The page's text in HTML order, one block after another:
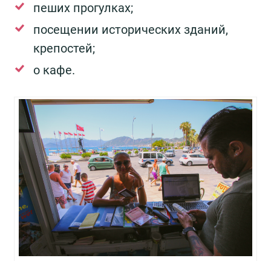
пеших прогулках;
посещении исторических зданий,
крепостей;
о кафе.